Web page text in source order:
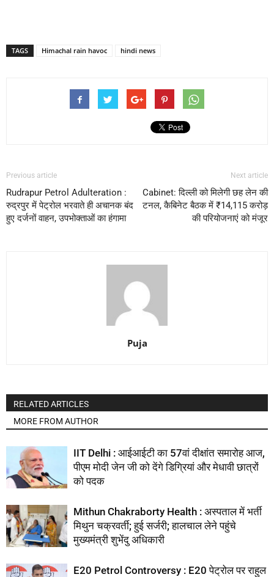
TAGS Himachal rain havoc hindi news
Previous article
Rudrapur Petrol Adulteration :
रुद्रपुर में पेट्रोल भरवाते ही अचानक बंद
हुए दर्जनों वाहन, उपभोक्ताओं का हंगामा
Next article
Cabinet: दिल्ली को मिलेगी छह लेन की
टनल, कैबिनेट बैठक में ₹14,115 करोड़
की परियोजनाएं को मंजूर
Puja
RELATED ARTICLES
MORE FROM AUTHOR
IIT Delhi : आईआईटी का 57वां दीक्षांत समारोह आज,
पीएम मोदी जेन जी को देंगे डिग्रियां और मेधावी छात्रों
को पदक
Mithun Chakraborty Health : अस्पताल में भर्ती
मिथुन चक्रवर्ती; हुई सर्जरी; हालचाल लेने पहुंचे
मुख्यमंत्री शुभेंदु अधिकारी
E20 Petrol Controversy : E20 पेट्रोल पर राहुल